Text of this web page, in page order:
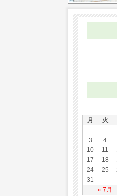
月 火
« 7月
3
4
10
11
17
18
24
25
31